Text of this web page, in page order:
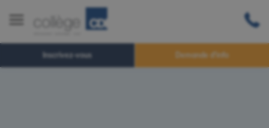
Inscrivez-vous Demande d'info